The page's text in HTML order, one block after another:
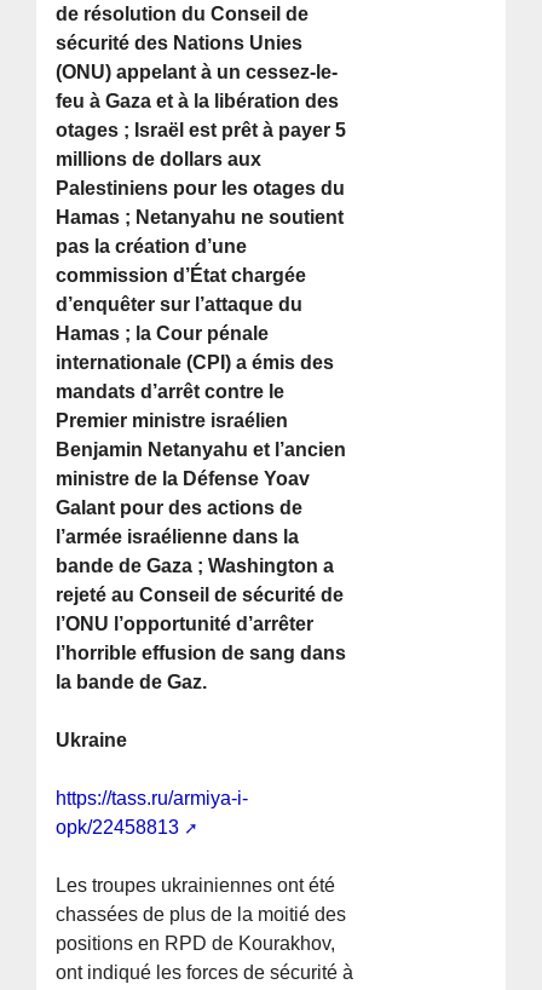
de résolution du Conseil de
sécurité des Nations Unies
(ONU) appelant à un cessez-le-
feu à Gaza et à la libération des
otages ; Israël est prêt à payer 5
millions de dollars aux
Palestiniens pour les otages du
Hamas ; Netanyahu ne soutient
pas la création d’une
commission d’État chargée
d’enquêter sur l’attaque du
Hamas ; la Cour pénale
internationale (CPI) a émis des
mandats d’arrêt contre le
Premier ministre israélien
Benjamin Netanyahu et l’ancien
ministre de la Défense Yoav
Galant pour des actions de
l’armée israélienne dans la
bande de Gaza ; Washington a
rejeté au Conseil de sécurité de
l’ONU l’opportunité d’arrêter
l’horrible effusion de sang dans
la bande de Gaz.
Ukraine
https://tass.ru/armiya-i-
opk/22458813
Les troupes ukrainiennes ont été
chassées de plus de la moitié des
positions en RPD de Kourakhov,
ont indiqué les forces de sécurité à